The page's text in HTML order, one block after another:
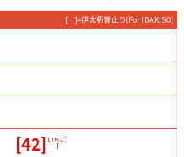
[ ]=伊太祈曽止り(For IDAKISO)
[42] いちご
I